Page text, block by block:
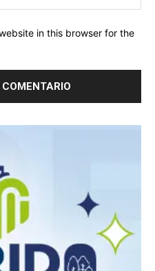
in this browser for the